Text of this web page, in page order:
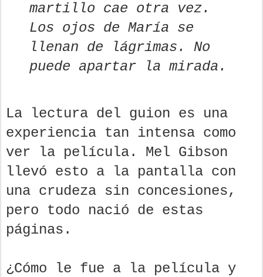
martillo cae otra vez.
Los ojos de María se
llenan de lágrimas. No
puede apartar la mirada.
La lectura del guion es una
experiencia tan intensa como
ver la película. Mel Gibson
llevó esto a la pantalla con
una crudeza sin concesiones,
pero todo nació de estas
páginas.
¿Cómo le fue a la película y